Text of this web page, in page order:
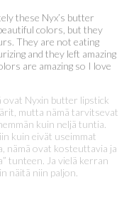
these Nyx’s butter
colors, but they
They are not eating
and they left amazing
are amazing so I love
ovat Nyxin butter lipstick
mutta nämä tarvitsevat
kuin neljä tuntia.
kuin eivät useimmat
nämä ovat kosteuttavia ja
tunteen. Ja vielä kerran
näitä niin paljon.